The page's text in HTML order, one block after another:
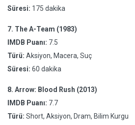
Süresi: 175 dakika
7. The A-Team (1983)
IMDB Puanı: 7.5
Türü: Aksiyon, Macera, Suç
Süresi: 60 dakika
8. Arrow: Blood Rush (2013)
IMDB Puanı: 7.7
Türü: Short, Aksiyon, Dram, Bilim Kurgu